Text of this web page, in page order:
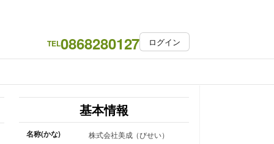
TEL0868280127 ログイン
基本情報
名称(かな) 株式会社美成（びせい）